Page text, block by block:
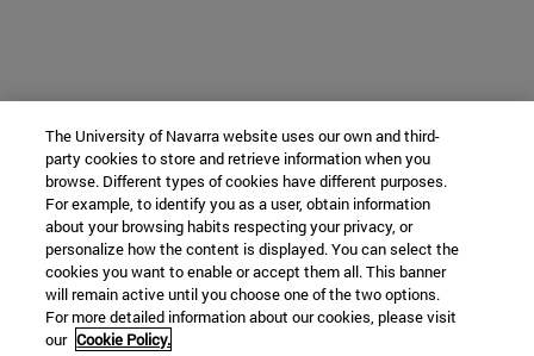
The University of Navarra website uses our own and third-
party cookies to store and retrieve information when you
browse. Different types of cookies have different purposes.
For example, to identify you as a user, obtain information
about your browsing habits respecting your privacy, or
personalize how the content is displayed. You can select the
cookies you want to enable or accept them all. This banner
will remain active until you choose one of the two options.
For more detailed information about our cookies, please visit
our Cookie Policy.